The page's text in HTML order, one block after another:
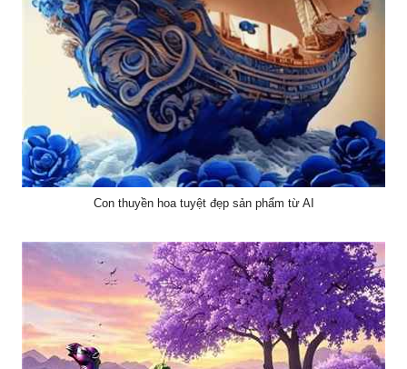
Con thuyền hoa tuyệt đẹp sản phẩm từ AI